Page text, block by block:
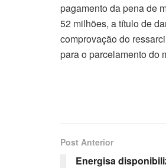
pagamento da pena de
52 milhões, a título de
comprovação do
para o parcelamento do
Post Anterior
Energisa